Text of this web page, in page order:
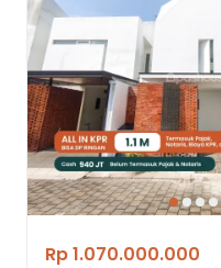
Rp 1.070.000.000